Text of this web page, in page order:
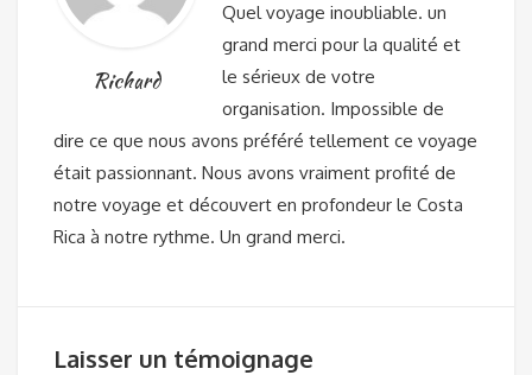
Richard
Quel voyage inoubliable. un
grand merci pour la qualité et
le sérieux de votre
organisation. Impossible de
dire ce que nous avons préféré tellement ce voyage
était passionnant. Nous avons vraiment profité de
notre voyage et découvert en profondeur le Costa
Rica à notre rythme. Un grand merci.
Laisser un témoignage